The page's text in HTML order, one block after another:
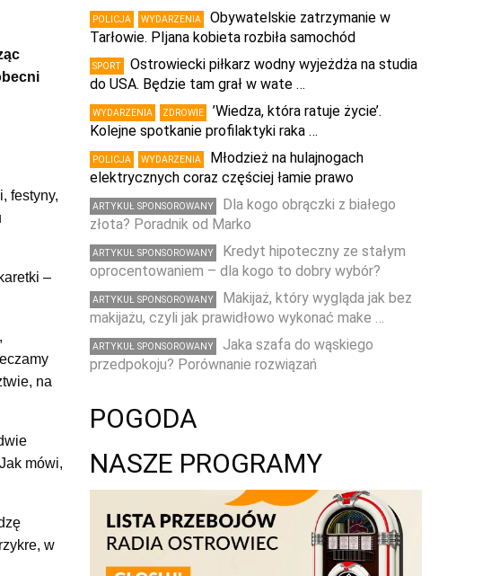
festyny,
–
na
mówi,
w
POLICJA WYDARZENIA
Obywatelskie zatrzymanie w
Tarłowie. PIjana kobieta rozbiła samochód
SPORT
Ostrowiecki piłkarz wodny wyjeżdża na studia
do USA. Będzie tam grał w wate …
WYDARZENIA ZDROWIE
’Wiedza, która ratuje życie’.
Kolejne spotkanie profilaktyki raka …
POLICJA WYDARZENIA
Młodzież na hulajnogach
elektrycznych coraz częściej łamie prawo
ARTYKUŁ SPONSOROWANY
Dla kogo obrączki z białego
złota? Poradnik od Marko
ARTYKUŁ SPONSOROWANY
Kredyt hipoteczny ze stałym
oprocentowaniem – dla kogo to dobry wybór?
ARTYKUŁ SPONSOROWANY
Makijaż, który wygląda jak bez
makijażu, czyli jak prawidłowo wykonać make …
ARTYKUŁ SPONSOROWANY
Jaka szafa do wąskiego
przedpokoju? Porównanie rozwiązań
POGODA
NASZE PROGRAMY